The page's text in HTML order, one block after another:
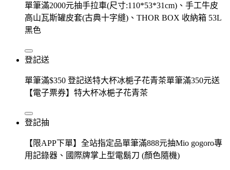
單筆滿2000元抽手拉車(尺寸:110*53*31cm)、手工牛皮
高山瓦斯罐皮套(古典十字縫)、THOR BOX 收納箱 53L
黑色
登記送
單筆滿$350 登記送特大杯冰梔子花青茶單筆滿350元送
【電子票券】特大杯冰梔子花青茶
登記抽
【限APP下單】全站指定品單筆滿888元抽Mio gogoro專
用記錄器、國際牌掌上型電鬍刀 (顏色隨機)